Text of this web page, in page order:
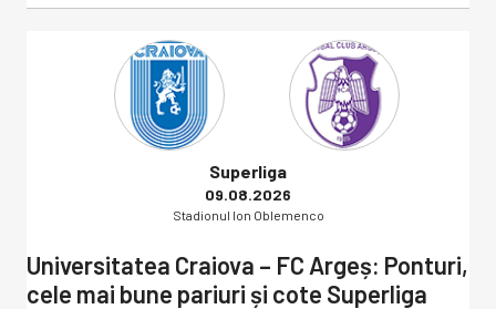
Superliga
09.08.2026
Stadionul Ion Oblemenco
Universitatea Craiova – FC Argeș: Ponturi,
cele mai bune pariuri și cote Superliga